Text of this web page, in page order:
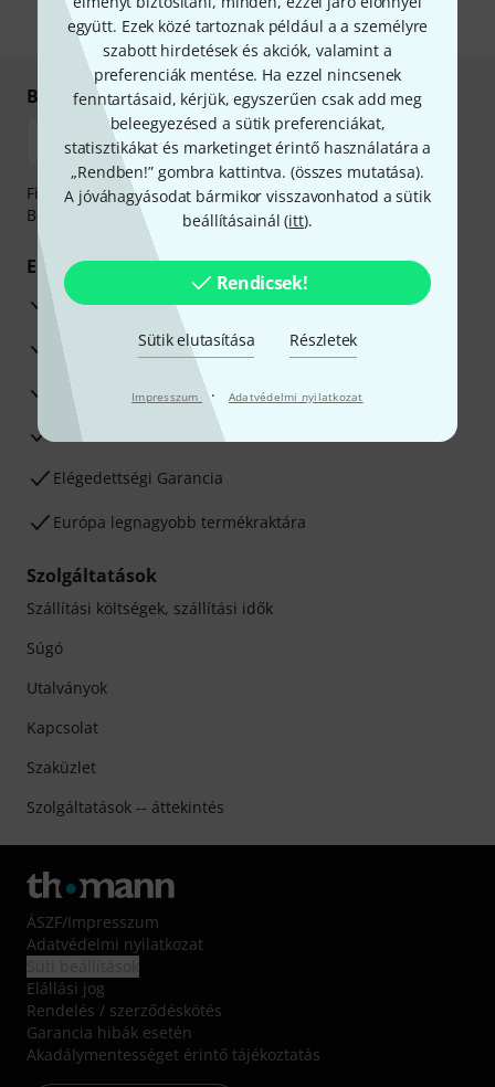
együtt. Ezek közé tartoznak például a a személyre
szabott hirdetések és akciók, valamint a
preferenciák mentése. Ha ezzel nincsenek
fenntartásaid, kérjük, egyszerűen csak add meg
beleegyezésed a sütik preferenciákat,
statisztikákat és marketinget érintő használatára a
„Rendben!” gombra kattintva. (összes mutatása).
A jóváhagyásodat bármikor visszavonhatod a sütik
beállításainál (itt).
Rendicsek!
Sütik elutasítása Részletek
Impresszum · Adatvédelmi nyilatkozat
* Kitöltés kötelező
Biztonságos vásárlás és fizetés
Fizessen biztonságosan, titkosítással: Banki átutalás vagy
Betéti- vagy hitelkártya segítségével
Előnyök
3 éves Thomann-garancia
30 napos pénzvisszafizetési garancia
Javítás/Szervizelés
Hozzáértők szaktanácsadása
Elégedettségi Garancia
Európa legnagyobb termékraktára
Szolgáltatások
Szállítási költségek, szállítási idők
Súgó
Utalványok
Kapcsolat
Szaküzlet
Szolgáltatások -- áttekintés
ÁSZF/Impresszum
Adatvédelmi nyilatkozat
Elállási jog
Rendelés / szerződéskötés
Garancia hibák esetén
Akadálymentességet érintő tájékoztatás